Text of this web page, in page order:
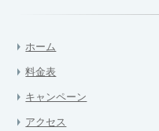
ホーム
料金表
キャンペーン
アクセス